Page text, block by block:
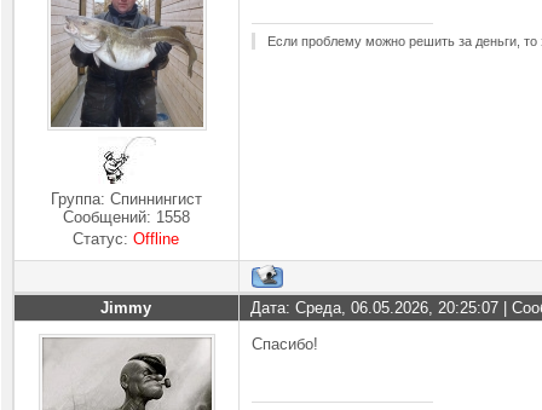
Группа: Спиннингист
Сообщений: 1558
Статус:Offline
Если проблему можно решить за деньги,
Jimmy Дата: Среда, 06.05.2026, 20:25:07 |
Спасибо!